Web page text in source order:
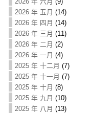
2026 年 五月 (14)
2026 年 四月 (14)
2026 年 三月 (11)
2026 年 二月 (2)
2026 年 一月 (4)
2025 年 十二月 (7)
2025 年 十一月 (7)
2025 年 十月 (8)
2025 年 九月 (10)
2025 年 八月 (13)